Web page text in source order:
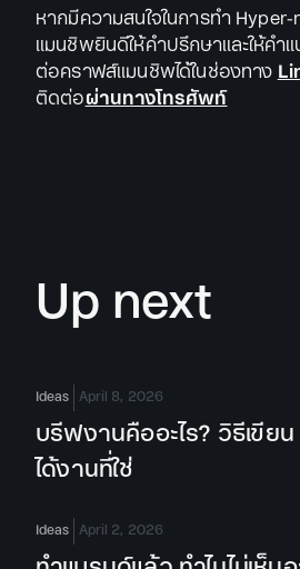
หากมีความสนใจในการทำ
แมนชิพยินดีให้คำปรึกษาและให้คำ
ต่อคราฟส์แมนชิพได้ในช่องทาง
ติดต่อผ่านทางโทรศัพท์
Up next
Ideas April 8, 2026
บรีฟงานคืออะไร? วิธีเขีย
ได้งานที่ใช่
Ideas April 2, 2026